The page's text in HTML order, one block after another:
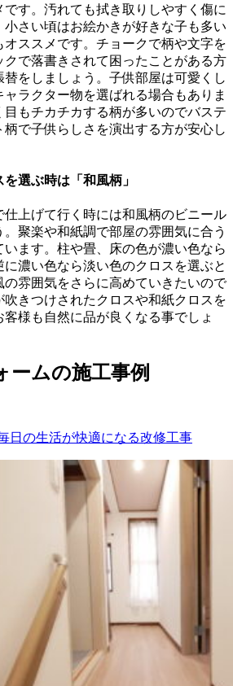
す。汚れても拭き取りしやすく傷に
小さい頃はお絵かきが好きな子も多い
ススメです。チョークで柄や文字を
で落書きされて困ったことがある方
をしましょう。子供部屋は可愛くし
ラクター物を選ばれる場合もありま
もチカチカする柄が多いのでバステ
柄で子供らしさを演出する方が安心し
選ぶ時は「和風柄」
上げて行く時には和風柄のビニール
聚楽や和紙調で部屋の雰囲気に合う
ます。柱や畳、床の色が濃い色なら
濃い色なら淡い色のクロスを選ぶと
雰囲気をさらに高めていきたいので
吹きつけされたクロスや和紙クロスを
様も自然に品が良くなる事でしょ
ームの施工事例
日の生活が快適になる改修工事